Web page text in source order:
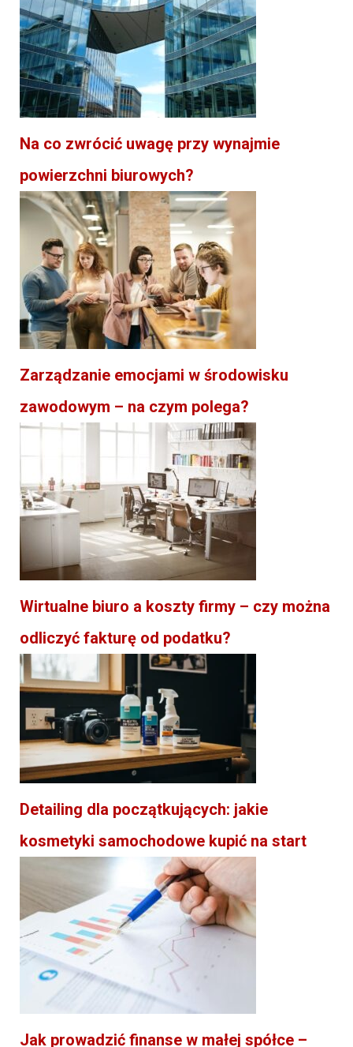
Na co zwrócić uwagę przy wynajmie
powierzchni biurowych?
Zarządzanie emocjami w środowisku
zawodowym – na czym polega?
Wirtualne biuro a koszty firmy – czy można
odliczyć fakturę od podatku?
Detailing dla początkujących: jakie
kosmetyki samochodowe kupić na start
Jak prowadzić finanse w małej spółce –